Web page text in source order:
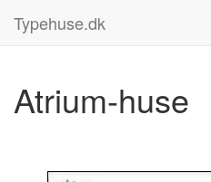
Typehuse.dk
Atrium-huse